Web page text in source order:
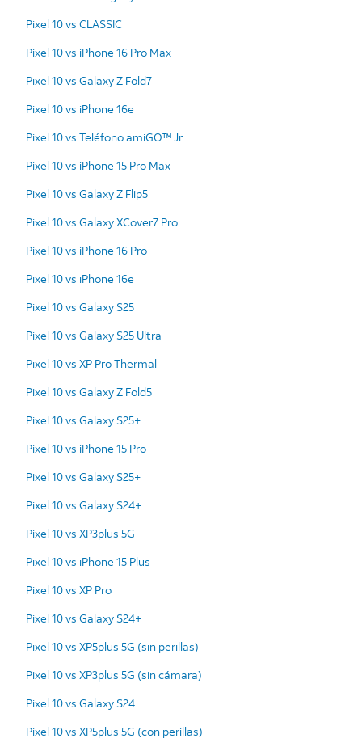
Pixel 10 vs CLASSIC
Pixel 10 vs iPhone 16 Pro Max
Pixel 10 vs Galaxy Z Fold7
Pixel 10 vs iPhone 16e
Pixel 10 vs Teléfono amiGO™ Jr.
Pixel 10 vs iPhone 15 Pro Max
Pixel 10 vs Galaxy Z Flip5
Pixel 10 vs Galaxy XCover7 Pro
Pixel 10 vs iPhone 16 Pro
Pixel 10 vs iPhone 16e
Pixel 10 vs Galaxy S25
Pixel 10 vs Galaxy S25 Ultra
Pixel 10 vs XP Pro Thermal
Pixel 10 vs Galaxy Z Fold5
Pixel 10 vs Galaxy S25+
Pixel 10 vs iPhone 15 Pro
Pixel 10 vs Galaxy S25+
Pixel 10 vs Galaxy S24+
Pixel 10 vs XP3plus 5G
Pixel 10 vs iPhone 15 Plus
Pixel 10 vs XP Pro
Pixel 10 vs Galaxy S24+
Pixel 10 vs XP5plus 5G (sin perillas)
Pixel 10 vs XP3plus 5G (sin cámara)
Pixel 10 vs Galaxy S24
Pixel 10 vs XP5plus 5G (con perillas)